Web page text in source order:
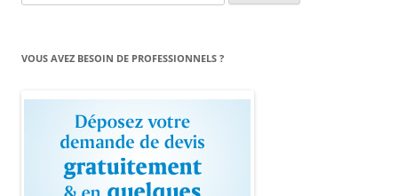
VOUS AVEZ BESOIN DE PROFESSIONNELS ?